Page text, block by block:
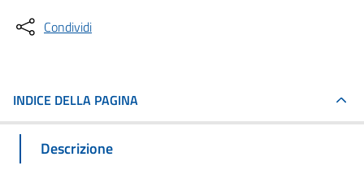
Condividi
INDICE DELLA PAGINA
Descrizione